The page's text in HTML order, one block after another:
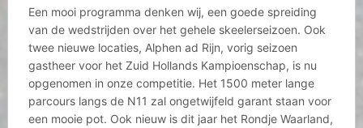
Een mooi programma denken wij, een goede spreiding
van de wedstrijden over het gehele skeelerseizoen. Ook
twee nieuwe locaties, Alphen ad Rijn, vorig seizoen
gastheer voor het Zuid Hollands Kampioenschap, is nu
opgenomen in onze competitie. Het 1500 meter lange
parcours langs de N11 zal ongetwijfeld garant staan voor
een mooie pot. Ook nieuw is dit jaar het Rondje Waarland,